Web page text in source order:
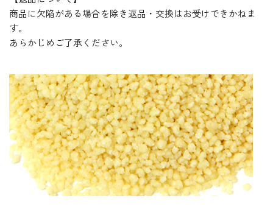
商品に欠陥がある場合を除き返品・交換はお受けできかねま
す。
あらかじめご了承ください。